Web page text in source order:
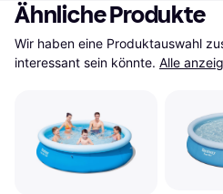
Ähnliche Produkte
Wir haben eine Produktauswahl
interessant sein könnte. Alle